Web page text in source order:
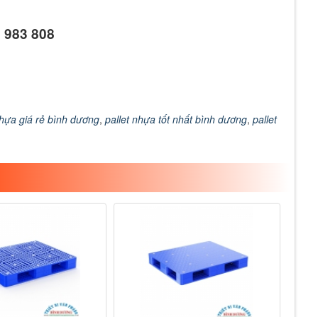
808
giá rẻ bình dương,pallet nhựa tốt nhất bình dương,pallet